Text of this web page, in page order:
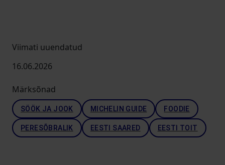
Viimati uuendatud
16.06.2026
Märksõnad
SÖÖK JA JOOK MICHELIN GUIDE FOODIE
PERESÕBRALIK EESTI SAARED EESTI TOIT